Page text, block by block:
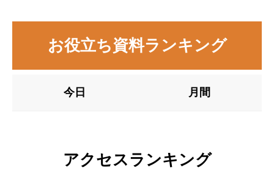
お役立ち資料ランキング
今日 月間
アクセスランキング